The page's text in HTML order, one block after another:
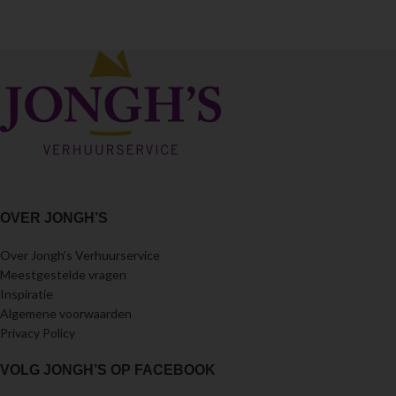
OVER JONGH’S
Over Jongh’s Verhuurservice
Meestgestelde vragen
Inspiratie
Algemene voorwaarden
Privacy Policy
VOLG JONGH’S OP FACEBOOK